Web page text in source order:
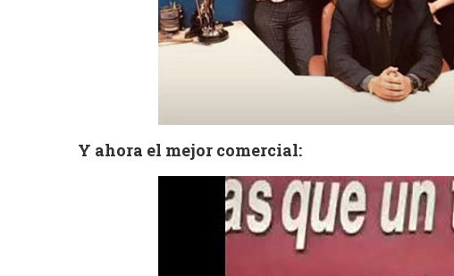
Y ahora el mejor comercial: